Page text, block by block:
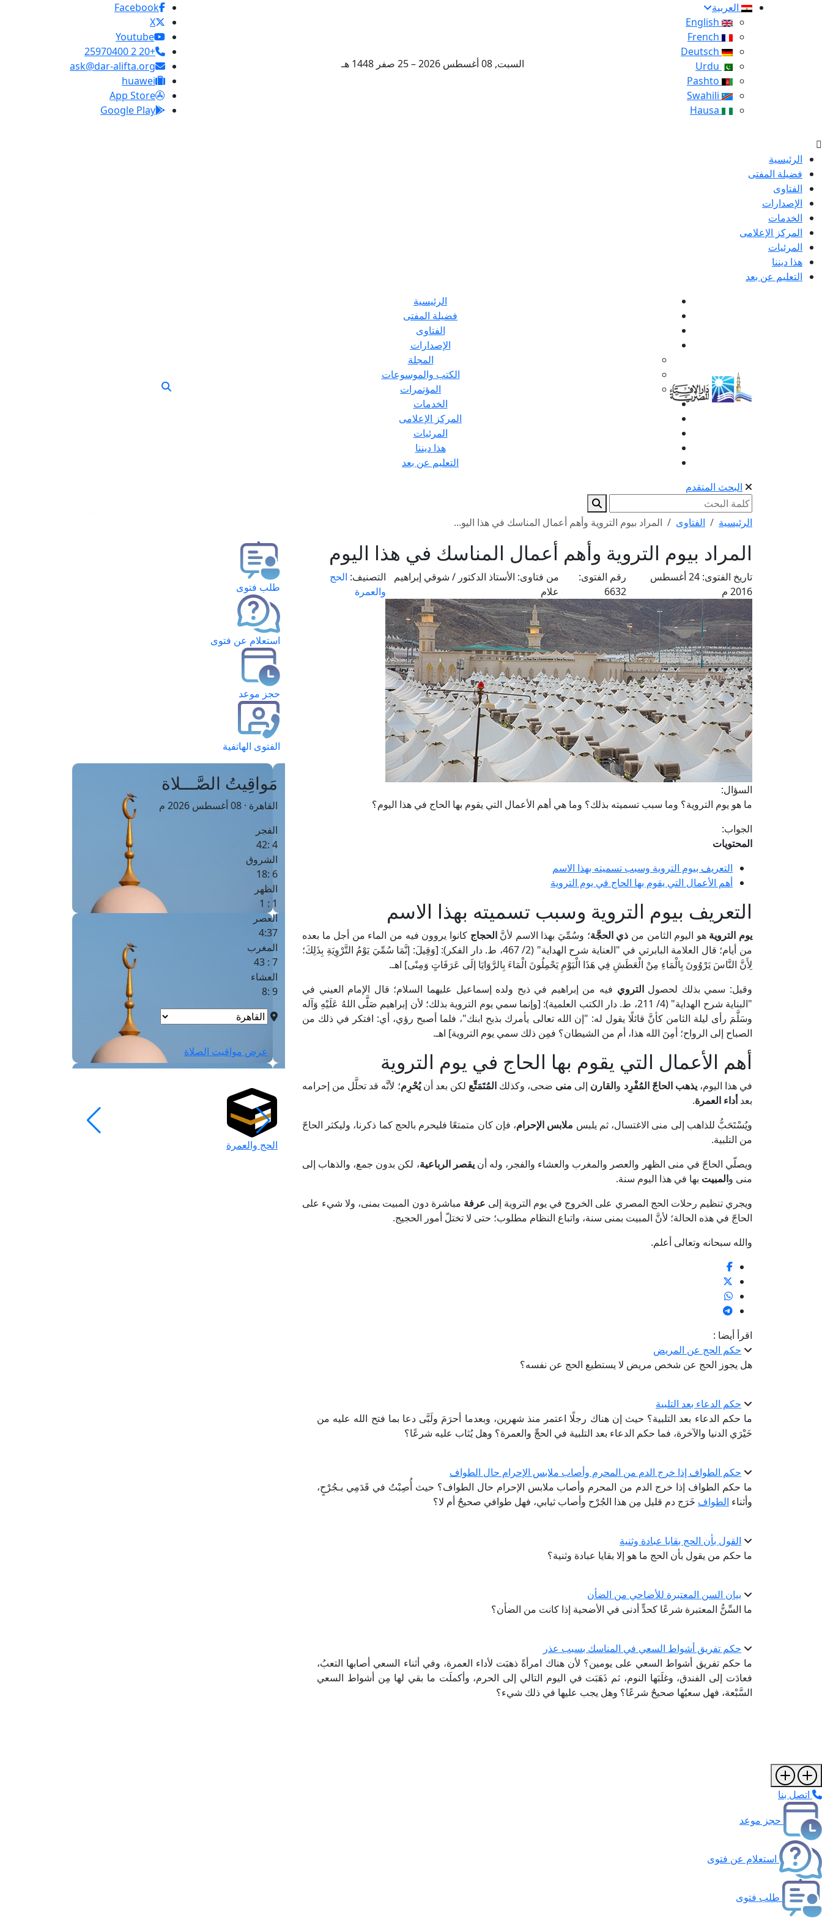
العربية
السبت, 08 أغسطس 2026 – 25 صفر 1448 هـ
Facebook
X
Youtube
+20 2 25970400
ask@dar-alifta.org
huawei
App Store
Google Play
الرئيسية
فضيلة المفتى
الفتاوى
الإصدارات
الخدمات
المركز الإعلامى
المرئيات
هذا ديننا
التعليم عن بعد
الرئيسية
فضيلة المفتى
الفتاوى
الإصدارات
المجلة
الكتب والموسوعات
المؤتمرات
الخدمات
المركز الإعلامى
المرئيات
هذا ديننا
التعليم عن بعد
البحث المتقدم
الرئيسية الفتاوى المراد بيوم التروية وأهم أعمال المناسك في هذا اليو...
المراد بيوم التروية وأهم أعمال المناسك في هذا اليوم
تاريخ الفتوى:
24 أغسطس
2016 م
رقم الفتوى:
6632
من فتاوى: الأستاذ الدكتور / شوقي إبراهيم
علام
التصنيف: الحج
والعمرة
السؤال:
ما هو يوم التروية؟ وما سبب تسميته بذلك؟ وما هي أهم الأعمال التي يقوم بها الحاج في هذا اليوم؟
الجواب:
المحتويات
التعريف بيوم التروية وسبب تسميته بهذا الاسم
أهم الأعمال التي يقوم بها الحاج في يوم التروية
التعريف بيوم التروية وسبب تسميته بهذا الاسم
يوم التروية هو اليوم الثامن من ذي الحجَّة؛ وسُمِّيَ بهذا الاسم لأنَّالحجاجكانوا يروون فيه من الماء من أجل ما بعده
من أيام؛ قال العلامة البابرتي في "العناية شرح الهداية" (2/ 467، ط. دار الفكر): [وَقِيلَ: إنَّمَا سُمِّيَ يَوْمُ التَّرْوِيَةِ بِذَلِكَ؛
لِأَنَّ النَّاسَ يَرْوُونَ بِالْمَاءِ مِنْ الْعَطَشِ فِي هَذَا الْيَوْمِ يَحْمِلُونَ الْمَاءَ بِالرَّوَايَا إلَى عَرَفَاتٍ وَمِنًى] اهـ.
وقيل: سمي بذلك لحصولالتروي فيه من إبراهيم في ذبح ولده إسماعيل عليهما السلام؛ قال الإمام العيني في
"البناية شرح الهداية" (4/ 211، ط. دار الكتب العلمية): [وإنما سمي يوم التروية بذلك؛ لأن إبراهيم صَلَّى اللهُ عَلَيْهِ وَآله
وسَلَّمَ رأى ليلة الثامن كأنَّ قائلًا يقول له: "إن الله تعالى يأمرك بذبح ابنك"، فلما أصبح رؤي، أي: افتكر في ذلك من
الصباح إلى الرواح؛ أمِنَ الله هذا، أم من الشيطان؟ فمِن ذلك سمي يوم التروية] اهـ.
أهم الأعمال التي يقوم بها الحاج في يوم التروية
في هذا اليوم،يذهب الحاجّ المُفْرِد والقارن إلى منى ضحى، وكذلكالمُتَمَتِّع لكن بعد أنيُحْرِم؛ لأنَّه قد تحلَّل من إحرامه
بعدأداء العمرة.
ويُسْتَحَبُّ للذاهب إلى منى الاغتسال، ثم يلبس ملابس الإحرام، فإن كان متمتعًا فليحرم بالحج كما ذكرنا، وليكثر الحاجّ
من التلبية.
ويصلّي الحاجّ في منى الظهر والعصر والمغرب والعشاء والفجر، وله أنيقصر الرباعية، لكن بدون جمع، والذهاب إلى
منى والمبيت بها في هذا اليوم سنة.
ويجري تنظيم رحلات الحج المصري على الخروج في يوم التروية إلى عرفة مباشرة دون المبيت بمنى، ولا شيء على
الحاجّ في هذه الحالة؛ لأنَّ المبيت بمنى سنة، واتباع النظام مطلوب؛ حتى لا تختلّ أمور الحجيج.
والله سبحانه وتعالى أعلم.
اقرأ أيضا :
حكم الحج عن المريض
هل يجوز الحج عن شخص مريض لا يستطيع الحج عن نفسه؟
حكم الدعاء بعد التلبية
ما حكم الدعاء بعد التلبية؟ حيث إن هناك رجلًا اعتمر منذ شهرين، وبعدما أحرَمَ ولَبَّى دعا بما فتح الله عليه من
خَيْرَي الدنيا والآخرة، فما حكم الدعاء بعد التلبية في الحجِّ والعمرة؟ وهل يُثاب عليه شرعًا؟
حكم الطواف إذا خرج الدم من المحرم وأصاب ملابس الإحرام حال الطواف
ما حكم الطواف إذا خرج الدم من المحرم وأصاب ملابس الإحرام حال الطواف؟ حيث أُصِبْتُ في قَدَمِي بـجُرْحٍ،
وأثناء الطواف خَرَج دم قليل مِن هذا الجُرْح وأصاب ثيابي، فهل طوافي صحيحٌ أم لا؟
القول بأن الحج بقايا عبادة وثنية
ما حكم من يقول بأن الحج ما هو إلا بقايا عبادة وثنية؟
بيان السن المعتبرة للأضاحي من الضأن
ما السِّنُّ المعتبرة شرعًا كحدٍّ أدنى في الأضحية إذا كانت من الضأن؟
حكم تفريق أشواط السعي في المناسك بسبب عذر
ما حكم تفريق أشواط السعي على يومين؟ لأن هناك امرأةً ذهبَت لأداء العمرة، وفي أثناء السعي أصابها التعبُ،
فعادَت إلى الفندق، وغلَبَها النوم، ثم ذَهَبَت في اليوم التالي إلى الحرم، وأكملَت ما بقي لها مِن أشواط السعي
السَّبْعة، فهل سعيُها صحيحٌ شرعًا؟ وهل يجب عليها في ذلك شيء؟
طلب فتوى
استعلام عن فتوى
حجز موعد
الفتوى الهاتفية
مَواقِيتُ الصَّـــلاة
القاهرة · 08 أغسطس 2026 م
الفجر
4 :42
الشروق
6 :18
الظهر
1 : 1
العصر
4:37
المغرب
7 : 43
العشاء
9 :8
عرض مواقيت الصلاة
الحج والعمرة
اتصل بنا
حجز موعد
استعلام عن فتوى
طلب فتوى